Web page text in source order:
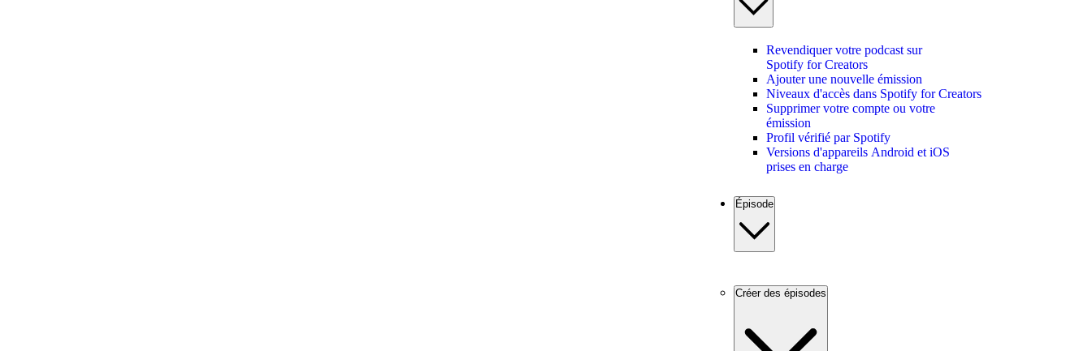
Revendiquer votre podcast sur
Spotify for Creators
Ajouter une nouvelle émission
Niveaux d'accès dans Spotify for Creators
Supprimer votre compte ou votre
émission
Profil vérifié par Spotify
Versions d'appareils Android et iOS
prises en charge
Épisode
Créer des épisodes